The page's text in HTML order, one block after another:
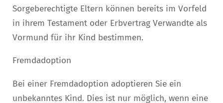
Sorgeberechtigte Eltern können bereits im Vorfeld
in ihrem Testament oder Erbvertrag Verwandte als
Vormund für ihr Kind bestimmen.
Fremdadoption
Bei einer Fremdadoption adoptieren Sie ein
unbekanntes Kind. Dies ist nur möglich, wenn eine